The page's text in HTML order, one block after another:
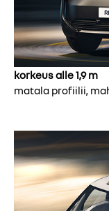
korkeus alle 1,9 m
matala profiilii,